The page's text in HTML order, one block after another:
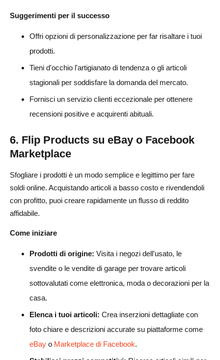
Suggerimenti per il successo
Offri opzioni di personalizzazione per far risaltare i tuoi
prodotti.
Tieni d'occhio l'artigianato di tendenza o gli articoli
stagionali per soddisfare la domanda del mercato.
Fornisci un servizio clienti eccezionale per ottenere
recensioni positive e acquirenti abituali.
6. Flip Products su eBay o Facebook
Marketplace
Sfogliare i prodotti è un modo semplice e legittimo per fare
soldi online. Acquistando articoli a basso costo e rivendendoli
con profitto, puoi creare rapidamente un flusso di reddito
affidabile.
Come iniziare
Prodotti di origine: Visita i negozi dell'usato, le
svendite o le vendite di garage per trovare articoli
sottovalutati come elettronica, moda o decorazioni per la
casa.
Elenca i tuoi articoli: Crea inserzioni dettagliate con
foto chiare e descrizioni accurate su piattaforme come
eBay o Marketplace di Facebook.